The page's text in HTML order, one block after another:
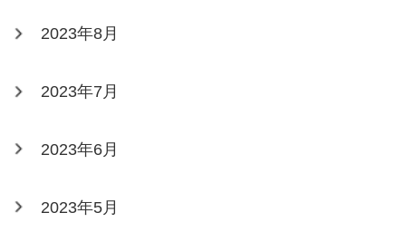
2023年8月
2023年7月
2023年6月
2023年5月